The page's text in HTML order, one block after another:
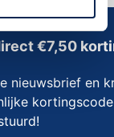
anders
€7,50
nieuwsbrief en
kortingscode